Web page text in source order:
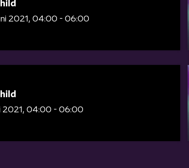
2021
04:00 - 06:00
2021
04:00 - 06:00